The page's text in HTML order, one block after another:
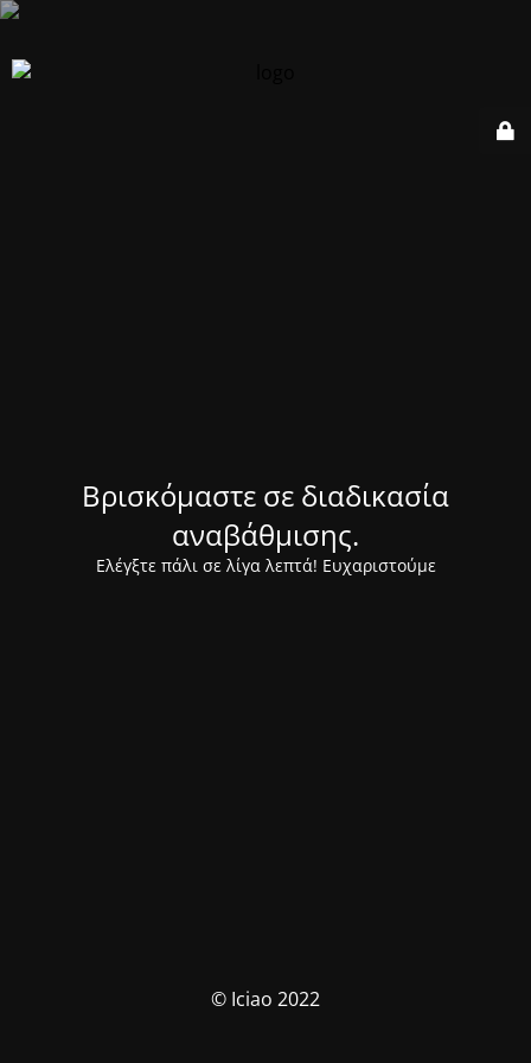
Βρισκόμαστε σε διαδικασία
αναβάθμισης.
Ελέγξτε πάλι σε λίγα λεπτά! Ευχαριστούμε
© Iciao 2022